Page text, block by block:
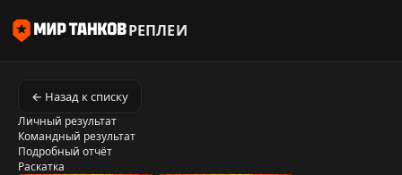
РЕПЛЕИ
← Назад к списку
Личный результат
Командный результат
Подробный отчёт
Раскатка